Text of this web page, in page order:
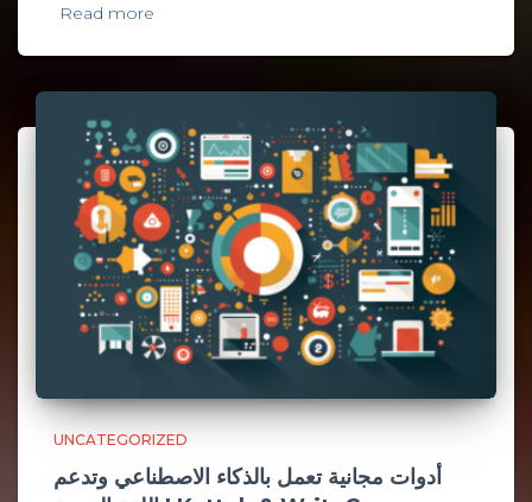
Read more
UNCATEGORIZED
أدوات مجانية تعمل بالذكاء الاصطناعي وتدعم